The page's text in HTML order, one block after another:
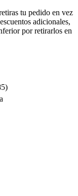
tu pedido en vez
adicionales,
por retirarlos en